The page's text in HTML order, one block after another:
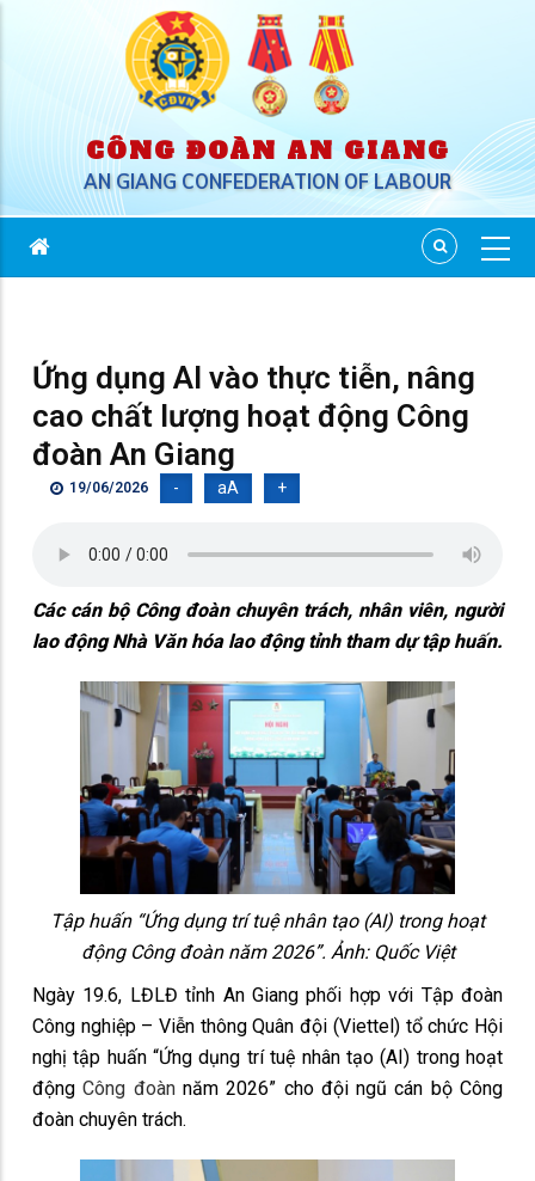
CÔNG ĐOÀN AN GIANG
AN GIANG CONFEDERATION OF LABOUR
Ứng dụng AI vào thực tiễn, nâng
cao chất lượng hoạt động Công
đoàn An Giang
19/06/2026 - aA +
Các cán bộ Công đoàn chuyên trách, nhân viên, người
lao động Nhà Văn hóa lao động tỉnh tham dự tập huấn.
Tập huấn “Ứng dụng trí tuệ nhân tạo (AI) trong hoạt
động Công đoàn năm 2026”. Ảnh: Quốc Việt
Ngày 19.6, LĐLĐ tỉnh An Giang phối hợp với Tập đoàn
Công nghiệp – Viễn thông Quân đội (Viettel) tổ chức Hội
nghị tập huấn “Ứng dụng trí tuệ nhân tạo (AI) trong hoạt
độngCông đoànnăm 2026” cho đội ngũ cán bộ Công
đoàn chuyên trách.